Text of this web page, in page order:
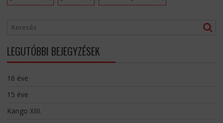
LEGUTÓBBI BEJEGYZÉSEK
16 éve
15 éve
Kango XIII.